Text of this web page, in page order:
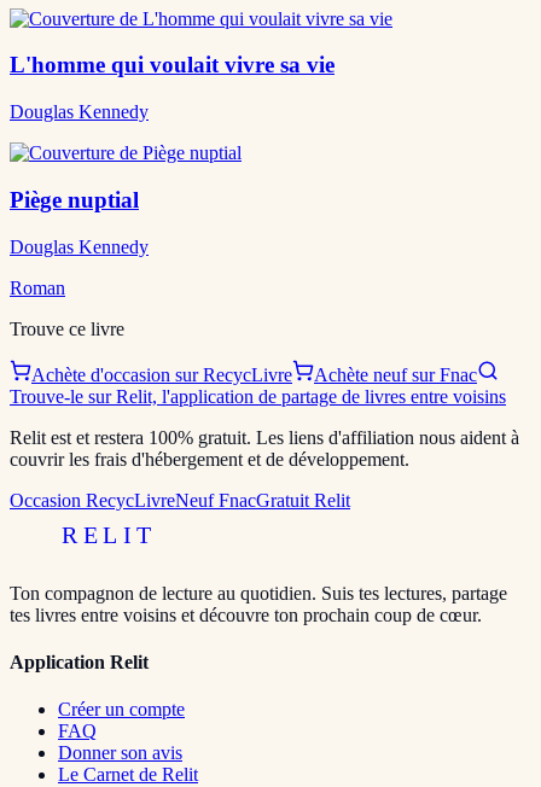
L'homme qui voulait vivre sa vie
Douglas Kennedy
Piège nuptial
Douglas Kennedy
Roman
Trouve ce livre
Achète d'occasion sur RecycLivre
Achète neuf sur Fnac
Trouve-le sur Relit, l'application de partage de livres entre voisins
Relit est et restera 100% gratuit. Les liens d'affiliation nous aident à
couvrir les frais d'hébergement et de développement.
Occasion RecycLivreNeuf FnacGratuit Relit
RELIT
Ton compagnon de lecture au quotidien. Suis tes lectures, partage
tes livres entre voisins et découvre ton prochain coup de cœur.
Application Relit
Créer un compte
FAQ
Donner son avis
Le Carnet de Relit